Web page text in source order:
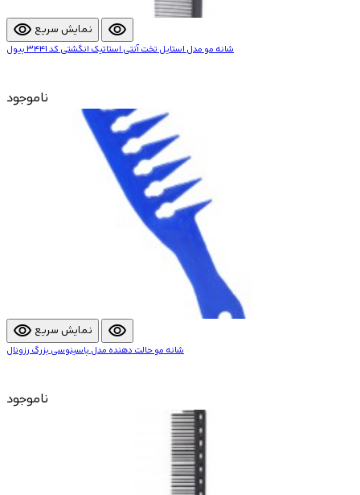
visibility نمایش سریع visibility
شانه مو مدل استایل تخت آنتی استاتیک انگشتی کد 3441 بیول
ناموجود
visibility نمایش سریع visibility
شانه مو حالت دهنده مدل پاسینوسی بزرگ رزونال
ناموجود